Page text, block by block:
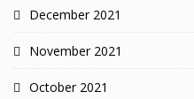
December 2021
November 2021
October 2021